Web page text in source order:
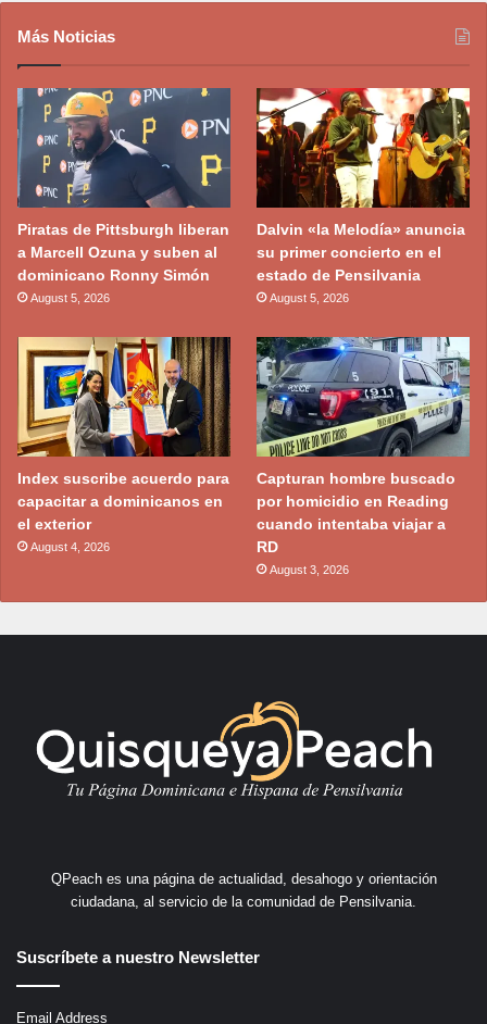
Más Noticias
Piratas de Pittsburgh liberan
a Marcell Ozuna y suben al
dominicano Ronny Simón
August 5, 2026
Dalvin «la Melodía» anuncia
su primer concierto en el
estado de Pensilvania
August 5, 2026
Index suscribe acuerdo para
capacitar a dominicanos en
el exterior
August 4, 2026
Capturan hombre buscado
por homicidio en Reading
cuando intentaba viajar a
RD
August 3, 2026
QPeach es una página de actualidad, desahogo y orientación
ciudadana, al servicio de la comunidad de Pensilvania.
Suscríbete a nuestro Newsletter
Email Address